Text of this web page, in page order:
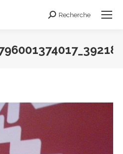
Search:
Recherche